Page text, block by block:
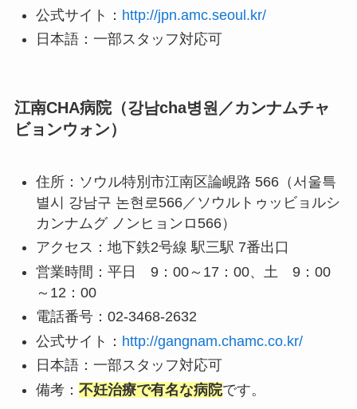
公式サイト： http://jpn.amc.seoul.kr/
日本語：一部スタッフ対応可
江南CHA病院（강남cha병원／カンナムチャ
ビョンウォン）
住所：ソウル特別市江南区論峴路 566（서울특
별시 강남구 논현로566／ソウルトゥッビョルシ
カンナムグ ノンヒョンロ566）
アクセス：地下鉄2号線 駅三駅 7番出口
営業時間：平日 9：00～17：00、土 9：00
～12：00
電話番号：02-3468-2632
公式サイト： http://gangnam.chamc.co.kr/
日本語：一部スタッフ対応可
備考： 不妊治療で有名な病院です。